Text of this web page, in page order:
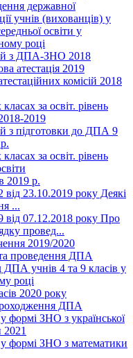
державної
учнів (вихованців) у
освіти у
році
з ДПА-ЗНО 2018
атестація 2019
комісій 2018
за освіт. рівень
2019
з підготовки до ДПА 9
за освіт. рівень
2019 р.
23.10.2019 року Деякі
...
07.12.2018 року Про
провед...
2019/2020
проведення ДПА
ДПА учнів 4 та 9 класів у
році
2020 року
ДПА
ЗНО з української
2021
формі ЗНО з математики